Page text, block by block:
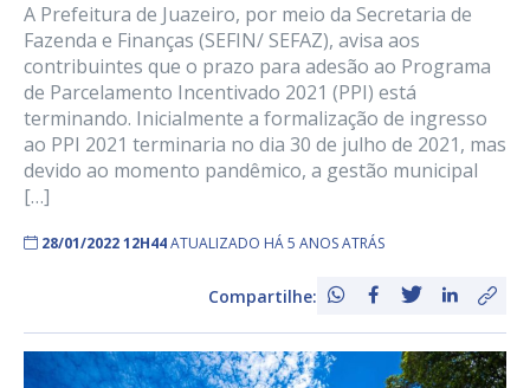
A Prefeitura de Juazeiro, por meio da Secretaria de
Fazenda e Finanças (SEFIN/ SEFAZ), avisa aos
contribuintes que o prazo para adesão ao Programa
de Parcelamento Incentivado 2021 (PPI) está
terminando. Inicialmente a formalização de ingresso
ao PPI 2021 terminaria no dia 30 de julho de 2021, mas
devido ao momento pandêmico, a gestão municipal
[…]
28/01/2022 12H44ATUALIZADO HÁ 5 ANOS ATRÁS
Compartilhe: